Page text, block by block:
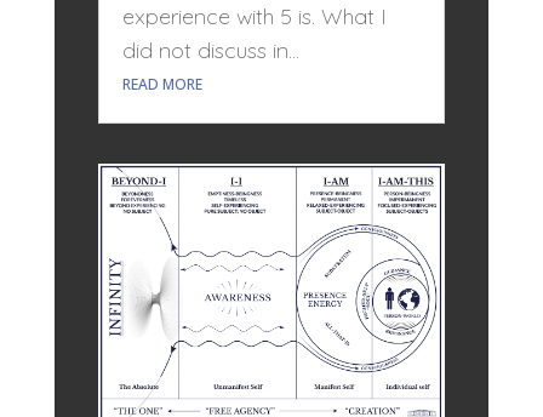
experience with 5 is. What I
did not discuss in...
READ MORE